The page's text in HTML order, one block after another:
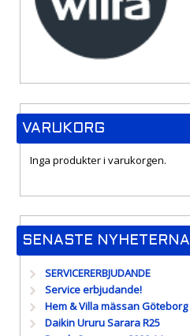
VARUKORG
Inga produkter i varukorgen.
SENASTE NYHETERNA
SERVICERERBJUDANDE
Service erbjudande!
Hem & Villa mässan Göteborg
Daikin Ururu Sarara R25